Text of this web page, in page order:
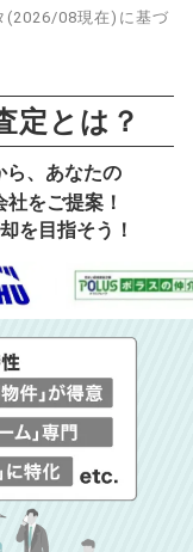
(2026/08現在)に基づ
定とは？
ら、あなたの
社をご提案！
を目指そう！